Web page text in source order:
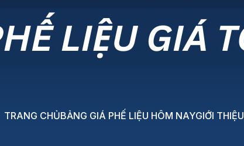
TRANG CHỦBẢNG GIÁ PHẾ LIỆU HÔM NAYGIỚI THIỆU